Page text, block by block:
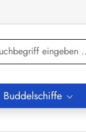
Buddelschiffe